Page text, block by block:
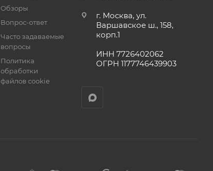
Обзоры
Вопрос-ответ
Часто задаваемые
вопросы
Политика
обработки
файлов cookie
г. Москва, ул.
Варшавское ш., 158,
корп.1
ИНН 7726402062
ОГРН 1177746439903